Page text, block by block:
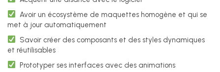
Avoir un écosystème de maquettes homogène et qui se
met à jour automatiquement
Savoir créer des composants et des styles dynamiques
et réutilisables
Prototyper ses interfaces avec des animations